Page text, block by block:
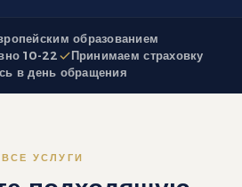
образованием
10-22
Принимаем страховку
в день обращения
ВСЕ УСЛУГИ